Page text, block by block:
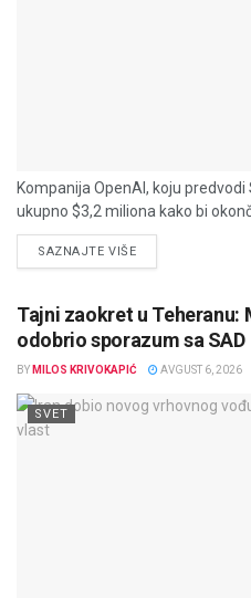
Kompanija OpenAI, koju
ukupno $3,2 miliona kako bi
SAZNAJTE VIŠEDETAILS
Tajni zaokret u Teheranu:
odobrio sporazum sa SAD
BY MILOS KRIVOKAPIĆ AVGUST 6, 2026
SVET